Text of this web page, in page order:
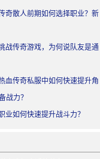
奇散人前期如何选择职业？新
战传奇游戏，为何说队友是通
血传奇私服中如何快速提升角
战力？
业如何快速提升战斗力？